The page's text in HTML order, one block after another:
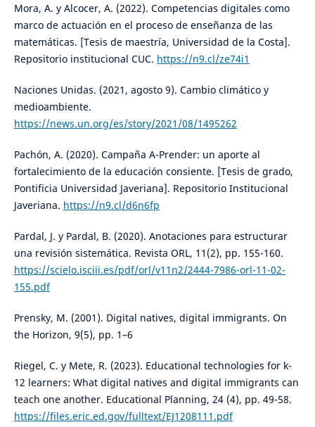
Mora, A. y Alcocer, A. (2022). Competencias digitales como
marco de actuación en el proceso de enseñanza de las
matemáticas. [Tesis de maestría, Universidad de la Costa].
Repositorio institucional CUC. https://n9.cl/ze74i1
Naciones Unidas. (2021, agosto 9). Cambio climático y
medioambiente.
https://news.un.org/es/story/2021/08/1495262
Pachón, A. (2020). Campaña A-Prender: un aporte al
fortalecimiento de la educación consiente. [Tesis de grado,
Pontificia Universidad Javeriana]. Repositorio Institucional
Javeriana. https://n9.cl/d6n6fp
Pardal, J. y Pardal, B. (2020). Anotaciones para estructurar
una revisión sistemática. Revista ORL, 11(2), pp. 155-160.
https://scielo.isciii.es/pdf/orl/v11n2/2444-7986-orl-11-02-
155.pdf
Prensky, M. (2001). Digital natives, digital immigrants. On
the Horizon, 9(5), pp. 1–6
Riegel, C. y Mete, R. (2023). Educational technologies for k-
12 learners: What digital natives and digital immigrants can
teach one another. Educational Planning, 24 (4), pp. 49-58.
https://files.eric.ed.gov/fulltext/EJ1208111.pdf